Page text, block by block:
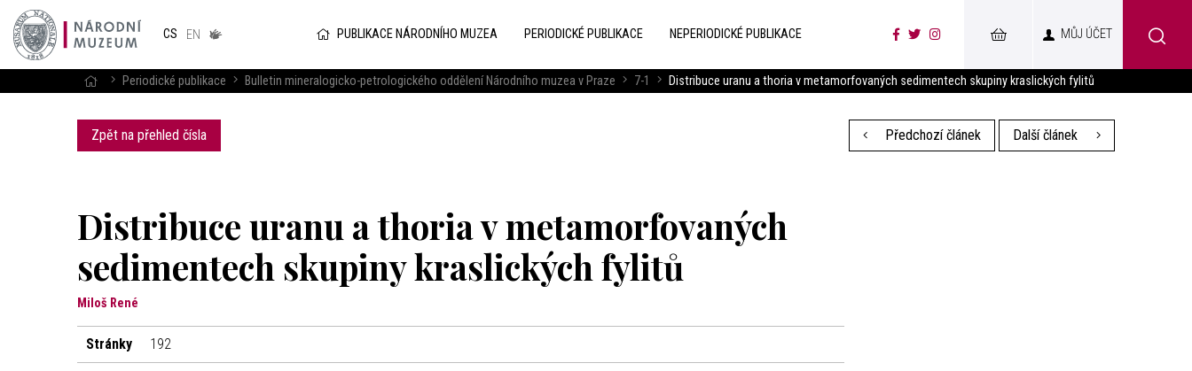
CS EN
v českém
PUBLIKACE NÁRODNÍHO MUZEA PERIODICKÉ PUBLIKACE NEPERIODICKÉ PUBLIKACE MŮJ ÚČET
Periodické publikace Bulletin mineralogicko-petrologického oddělení Národního muzea v Praze 7-1 Distribuce uranu a thoria v metamorfovaných sedimentech skupiny kraslických fylitů
Zpět na přehled čísla Předchozí článek Další článek
Distribuce uranu a thoria v metamorfovaných
sedimentech skupiny kraslických fylitů
Miloš René
Stránky 192